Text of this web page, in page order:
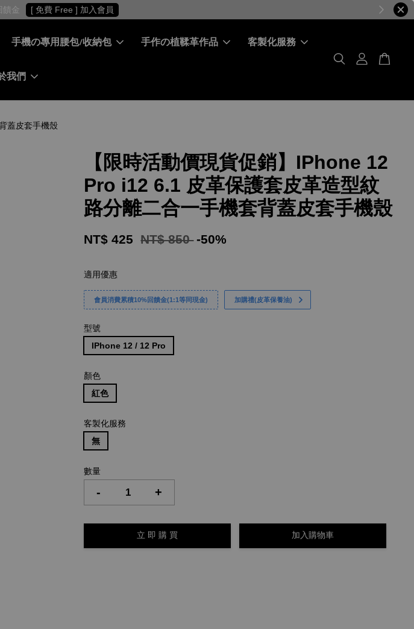
饋金 [ 免費 Free ] 加入會員
手機の專用腰包/收納包 手作の植鞣革作品 客製化服務
我們
蓋皮套手機殼
【限時活動價現貨促銷】IPhone 12
Pro i12 6.1 皮革保護套皮革造型紋
路分離二合一手機套背蓋皮套手機殼
NT$ 425 NT$ 850 -50%
適用優惠
會員消費累積10%回饋金(1:1等同現金) 加購禮(皮革保養油)
型號
IPhone 12 / 12 Pro
顏色
紅色
客製化服務
無
數量
- +
立 即 購 買 加入購物車